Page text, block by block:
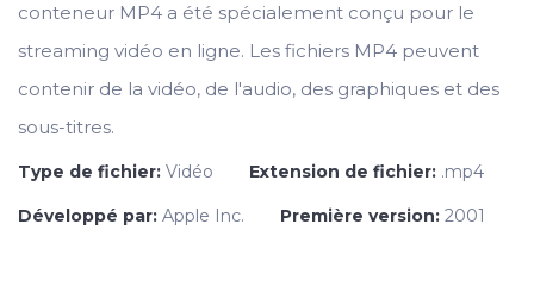
conteneur MP4 a été spécialement conçu pour le
streaming vidéo en ligne. Les fichiers MP4 peuvent
contenir de la vidéo, de l'audio, des graphiques et des
sous-titres.
Type de fichier: Vidéo Extension de fichier: .mp4
Développé par: Apple Inc. Première version: 2001